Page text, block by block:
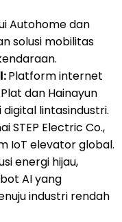
Autohome dan
solusi mobilitas
Platform internet
dan Hainayun
lintasindustri.
STEP Electric Co.,
IoT elevator global.
energi hijau,
AI yang
industri rendah